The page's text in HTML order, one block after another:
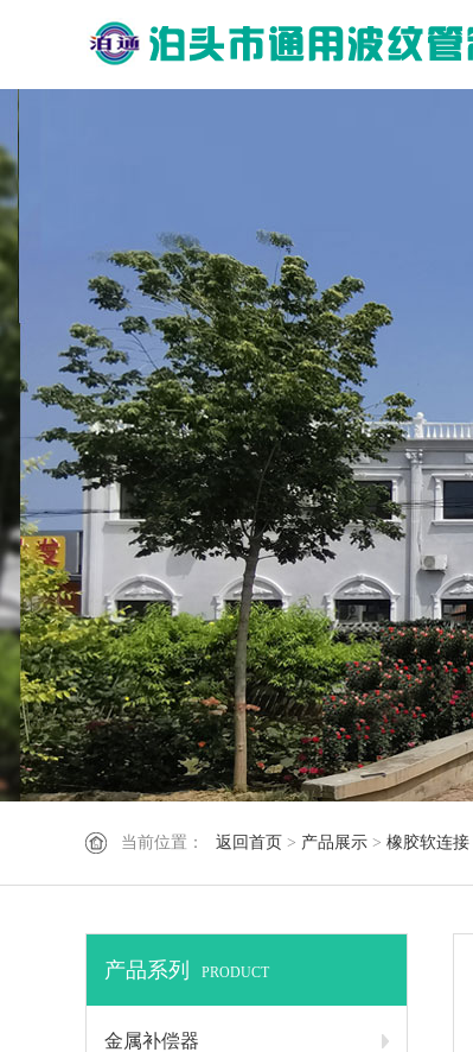
1 2
当前位置： 返回首页 > 产品展示 > 橡胶软连接
产品系列 PRODUCT
金属补偿器